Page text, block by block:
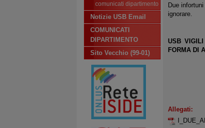
comunicati dipartimento
Notizie USB Email
COMUNICATI
DIPARTIMENTO
Sito Vecchio (99-01)
Due
ignorare.
USB
FORMA DI
Allegati: